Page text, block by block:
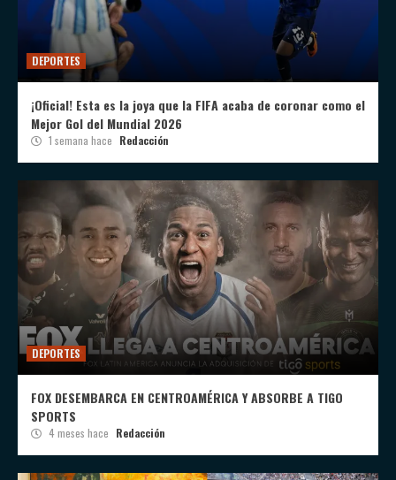
DEPORTES
¡Oficial! Esta es la joya que la FIFA acaba de coronar como el
Mejor Gol del Mundial 2026
1 semana hace Redacción
DEPORTES
FOX DESEMBARCA EN CENTROAMÉRICA Y ABSORBE A TIGO
SPORTS
4 meses hace Redacción